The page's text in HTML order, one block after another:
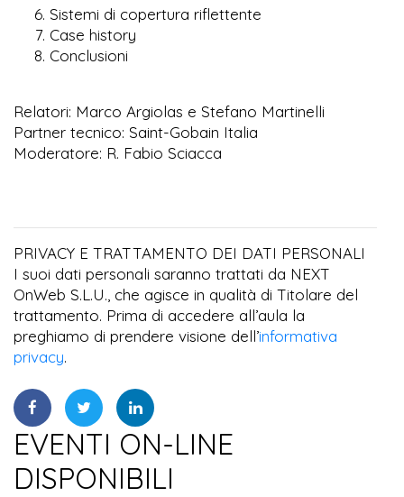
Sistemi di copertura riflettente
Case history
Conclusioni
Relatori: Marco Argiolas e Stefano Martinelli
Partner tecnico: Saint-Gobain Italia
Moderatore: R. Fabio Sciacca
PRIVACY E TRATTAMENTO DEI DATI PERSONALI
I suoi dati personali saranno trattati da NEXT
OnWeb S.L.U., che agisce in qualità di Titolare del
trattamento. Prima di accedere all’aula la
preghiamo di prendere visione dell’informativa
privacy.
EVENTI ON-LINE
DISPONIBILI